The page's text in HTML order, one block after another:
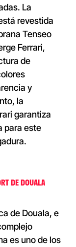
La
revestida
Tenseo
Ferrari,
de
y
la
garantiza
para este
DE DOUALA
de Douala, e
es uno de los